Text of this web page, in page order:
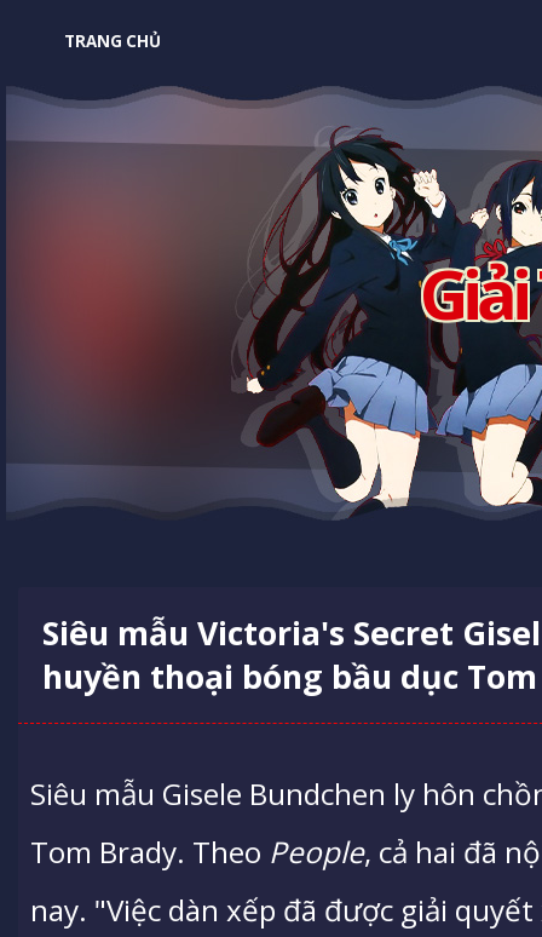
TRANG CHỦ
Siêu mẫu Victoria's Secret
huyền thoại bóng bầu dục
Siêu mẫu Gisele Bundchen ly hôn
Tom Brady. Theo People, cả hai đã
nay. "Việc dàn xếp đã được giải